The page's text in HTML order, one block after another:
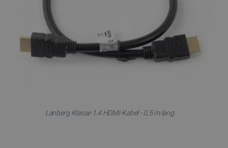
Lanberg Klasse 1.4 HDMI-Kabel - 0,5 m lang.
FUNKTIONALITÄT